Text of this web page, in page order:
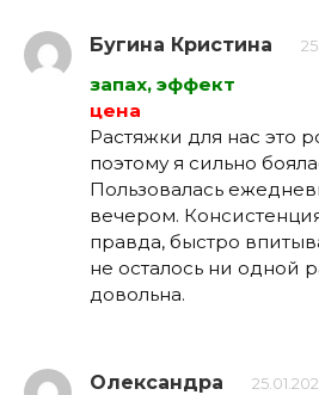
Бугина Кристина
запах, эффект
цена
Растяжки для нас это
поэтому я сильно
Пользовалась
вечером.
правда, быстро
не осталось ни одной
довольна.
Олександра